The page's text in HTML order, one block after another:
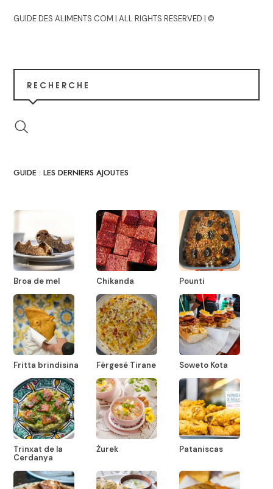
GUIDE DES ALIMENTS.COM | ALL RIGHTS RESERVED | ©
RECHERCHE
GUIDE : LES DERNIERS AJOUTES
Broa de mel Chikanda Pounti
Fritta brindisina Fërgesë Tirane Soweto Kota
Trinxat de la
Cerdanya
Żurek Pataniscas